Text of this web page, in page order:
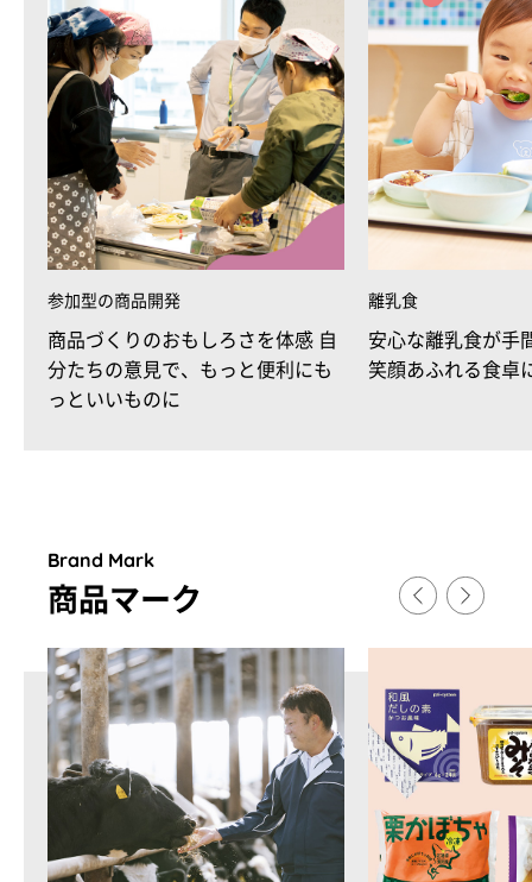
参加型の商品開発
商品づくりのおもしろさを体感 自
分たちの意見で、もっと便利にも
っといいものに
離乳食
安心な離乳食が手
笑顔あふれる食卓
Brand Mark
商品マーク